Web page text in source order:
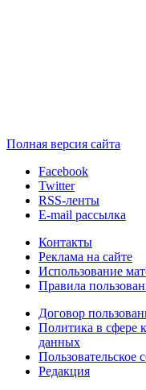
Полная версия сайта
Facebook
Twitter
RSS-ленты
E-mail рассылка
Контакты
Реклама на сайте
Использование
Правила
Договор
Политика в сфере
данных
Пользовательское
Редакция